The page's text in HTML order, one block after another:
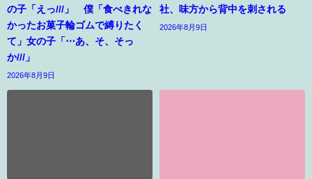
の子「えっ///」 僕「食べきれな
かったお菓子輪ゴムで縛りたく
て」女の子「⋯あ、そ、そっ
か///」
2026年8月9日
社、味方から背中を刺される
2026年8月9日